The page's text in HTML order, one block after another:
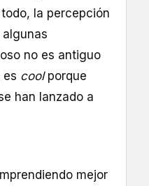
todo, la percepción
no es antiguo
es cool porque
han lanzado a
mejor